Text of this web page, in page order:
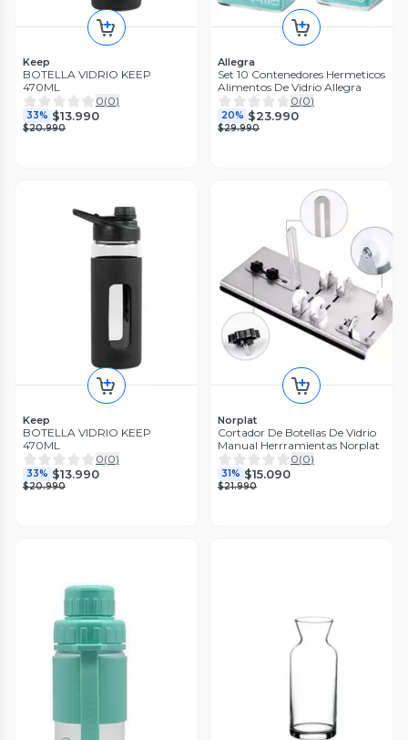
Keep
BOTELLA VIDRIO KEEP
470ML
0(0)
33% $13.990
$20.990
Allegra
Set 10 Contenedores Hermeticos
Alimentos De Vidrio Allegra
0(0)
20% $23.990
$29.990
Keep
BOTELLA VIDRIO KEEP
470ML
0(0)
33% $13.990
$20.990
Norplat
Cortador De Botellas De Vidrio
Manual Herrramientas Norplat
0(0)
31% $15.090
$21.990